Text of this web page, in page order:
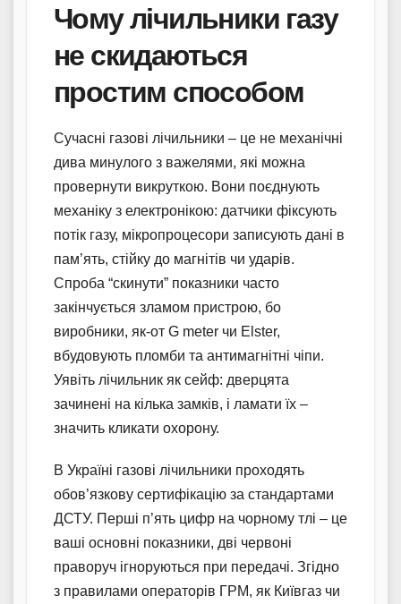
Чому лічильники газу
не скидаються
простим способом
Сучасні газові лічильники – це не механічні
дива минулого з важелями, які можна
провернути викруткою. Вони поєднують
механіку з електронікою: датчики фіксують
потік газу, мікропроцесори записують дані в
пам’ять, стійку до магнітів чи ударів.
Спроба “скинути” показники часто
закінчується зламом пристрою, бо
виробники, як-от G meter чи Elster,
вбудовують пломби та антимагнітні чіпи.
Уявіть лічильник як сейф: дверцята
зачинені на кілька замків, і ламати їх –
значить кликати охорону.
В Україні газові лічильники проходять
обов’язкову сертифікацію за стандартами
ДСТУ. Перші п’ять цифр на чорному тлі – це
ваші основні показники, дві червоні
праворуч ігноруються при передачі. Згідно
з правилами операторів ГРМ, як Київгаз чи